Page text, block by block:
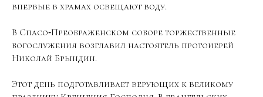
впервые в храмах освещают воду.
В Спасо‑Преображенском соборе торжественные
богослужения возглавил настоятель протоиерей
Николай Брындин.
Этот день подготавливает верующих к великому